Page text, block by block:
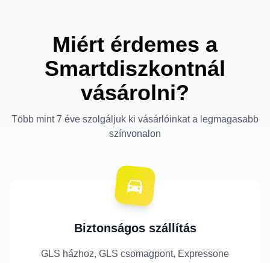
Miért érdemes a
Smartdiszkontnál
vásárolni?
Több mint 7 éve szolgáljuk ki vásárlóinkat a legmagasabb
színvonalon
Biztonságos szállítás
GLS házhoz, GLS csomagpont, Expressone